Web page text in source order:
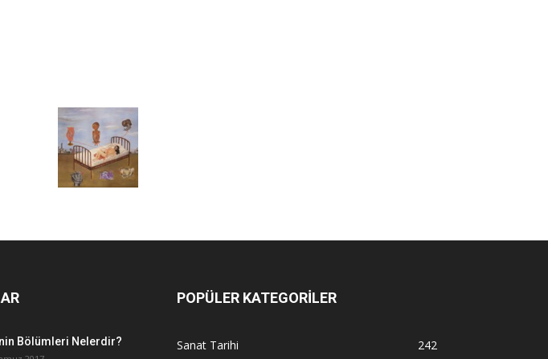
Bölümleri Nelerdir?
POPÜLER KATEGORİLER
Sanat Tarihi 242